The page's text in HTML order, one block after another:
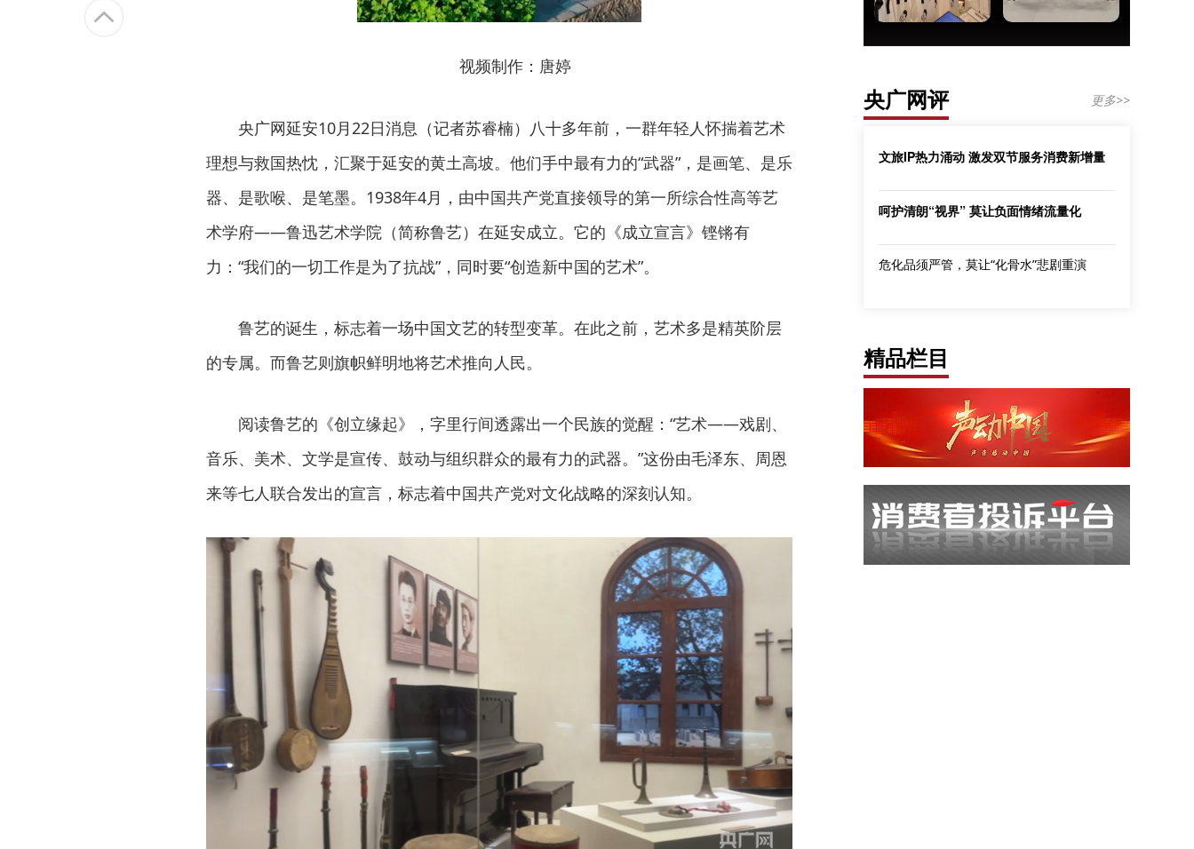
视频制作：唐婷
央广网延安10月22日消息（记者苏睿楠）八十多年前，一群年轻人怀揣着艺术
理想与救国热忱，汇聚于延安的黄土高坡。他们手中最有力的“武器”，是画笔、是乐
器、是歌喉、是笔墨。1938年4月，由中国共产党直接领导的第一所综合性高等艺
术学府——鲁迅艺术学院（简称鲁艺）在延安成立。它的《成立宣言》铿锵有
力：“我们的一切工作是为了抗战”，同时要“创造新中国的艺术”。
鲁艺的诞生，标志着一场中国文艺的转型变革。在此之前，艺术多是精英阶层
的专属。而鲁艺则旗帜鲜明地将艺术推向人民。
阅读鲁艺的《创立缘起》，字里行间透露出一个民族的觉醒：“艺术——戏剧、
音乐、美术、文学是宣传、鼓动与组织群众的最有力的武器。”这份由毛泽东、周恩
来等七人联合发出的宣言，标志着中国共产党对文化战略的深刻认知。
央广网评 更多>>
文旅IP热力涌动 激发双节服务消费新增量
呵护清朗“视界” 莫让负面情绪流量化
危化品须严管，莫让“化骨水”悲剧重演
精品栏目